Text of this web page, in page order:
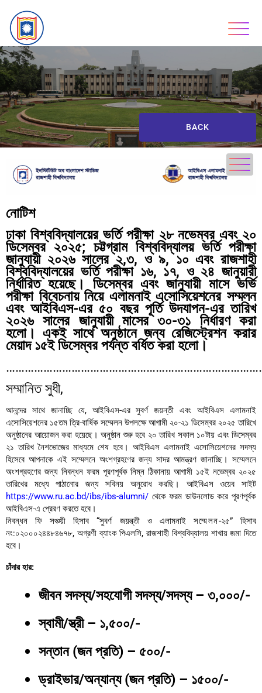
BACK
নোটিশ
ঢাকা বিশ্ববিদ্যালয়ের ভর্তি পরীক্ষা ২৮ নভেম্বর এবং ২০
ডিসেম্বর ২০২৫; চট্টগ্রাম বিশ্ববিদ্যালয় ভর্তি পরীক্ষা
জানুযায়ী ২০২৬ সালের ২,৩, ও ৯, ১০ এবং রাজশাহী
বিশ্ববিদ্যালয়ের ভর্তি পরীক্ষা ১৬, ১৭, ও ২৪ জানুয়ারী
নির্ধারিত হয়েছে। ডিসেম্বর এবং জানুযায়ী মাসে ভর্ভি
পরীক্ষা বিবেচনায় নিয়ে এলামনাই এসোসিয়েশনের সম্মলন
এবং আইবিএস-এর ৫০ বছর পূর্তি উদযাপন-এর তারিখ
২০২৬ সালের জানুযায়ী মাসের ৩০-৩১ নির্ধারণ করা
হলো। একই সাথে অনুষ্ঠানে জন্য রেজিস্ট্রেশন করার
মেয়াদ ১৫ই ডিসেম্বর পর্যন্ত বর্ধিত করা হলো।
সম্মানিত সুধী,
আনন্দের সাথে জানাচ্ছি যে, আইবিএস-এর সুবর্ণ জয়ন্তী এবং আইবিএস এলামনাই
এসোসিয়েশনের ১৫তম ত্রি-বার্ষিক সম্মেলন উপলক্ষে আগামী ২০-২১ ডিসেম্বর ২০২৫ তারিখে
অনুষ্ঠানের আয়োজন করা হয়েছে। অনুষ্ঠান শুরু হবে ২০ তারিখ সকাল ১০টায় এবং ডিসেম্বর
২১ তারিখ নৈশভোজের মাধ্যমে শেষ হবে। আইবিএস এলামনাই এসোসিয়েশনের সদস্য
হিসেবে আপনাকে এই সম্মেলনে অংশগ্রহণের জন্য সাদর আমন্ত্রণ জানাচ্ছি। সম্মেলনে
অংশগ্রহণের জন্য নিবন্ধন ফরম পূরণপূর্বক নিম্ন ঠিকানায় আগামী ১৫ই নভেম্বর ২০২৫
তারিখের মধ্যে পাঠানোর জন্য সবিনয় অনুরোধ করছি। আইবিএস ওয়েব সাইট
https://www.ru.ac.bd/ibs/ibs-alumni/ থেকে ফরম ডাউনলোড করে পূরণপূর্বক
আইবিএস-এ প্রেরণ করতে হবে।
নিবন্ধন ফি সঞ্চয়ী হিসাব “সুবর্ণ জয়ন্ত্তী ও এলামনাই সম্মেলন-২৫” হিসাব
নং:০২০০০২৪৪৮৪৬৭৮, অগ্রণী ব্যাংক পিএলসি, রাজশাহী বিশ্ববিদ্যালয় শাখায় জমা দিতে
হবে।
চাঁদার হার:
জীবন সদস্য/সহযোগী সদস্য/সদস্য – ৩,০০০/-
স্বামী/স্ত্রী – ১,৫০০/-
সন্তান (জন প্রতি) – ৫০০/-
ড্রাইভার/অন্যান্য (জন প্রতি) – ১৫০০/-